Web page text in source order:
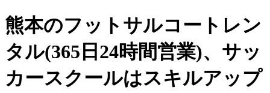
熊本のフットサルコートレン
タル(365日24時間営業)、 サッ
カースクールはスキルアップ